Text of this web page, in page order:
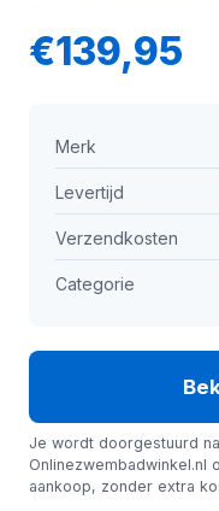
€139,95
Merk
Levertijd
Verzendkosten
Categorie
Je wordt doorgestuurd
Onlinezwembadwinkel.nl
aankoop, zonder extra